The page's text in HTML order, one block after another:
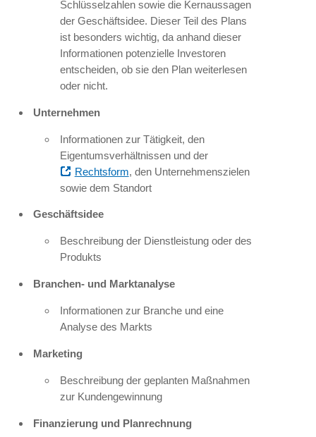
Schlüsselzahlen sowie die Kernaussagen
der Geschäftsidee. Dieser Teil des Plans
ist besonders wichtig, da anhand dieser
Informationen potenzielle Investoren
entscheiden, ob sie den Plan weiterlesen
oder nicht.
Unternehmen
Informationen zur Tätigkeit, den
Eigentumsverhältnissen und der
Rechtsform, den Unternehmenszielen
sowie dem Standort
Geschäftsidee
Beschreibung der Dienstleistung oder des
Produkts
Branchen- und Marktanalyse
Informationen zur Branche und eine
Analyse des Markts
Marketing
Beschreibung der geplanten Maßnahmen
zur Kundengewinnung
Finanzierung und Planrechnung